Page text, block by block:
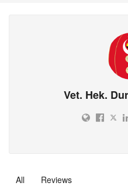
Vet. Hek.
All Reviews